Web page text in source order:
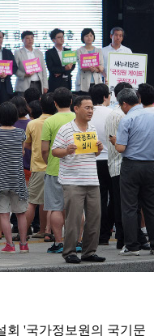
회 '국가정보원의 국기문